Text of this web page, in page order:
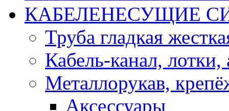
КАБЕЛЕНЕСУЩИЕ
Труба гладкая
Кабель-канал, лотки,
Металлорукав,
Аксессуары